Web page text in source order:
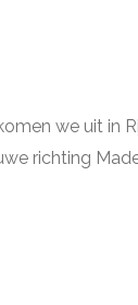
we uit in
richting